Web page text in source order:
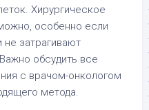
Хирургическое
особенно если
затрагивают
обсудить все
с врачом-онкологом
метода.